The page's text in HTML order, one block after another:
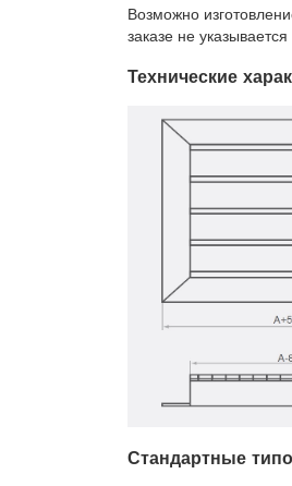
Возможно
заказе не
Технические
Стандартные